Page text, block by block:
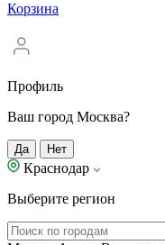
Корзина
Профиль
Ваш город Москва?
Да Нет
Краснодар
Выберите регион